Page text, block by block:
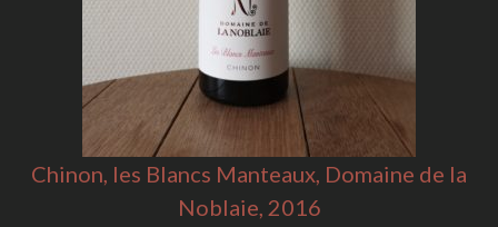
Chinon, les Blancs Manteaux, Domaine de la
Noblaie, 2016